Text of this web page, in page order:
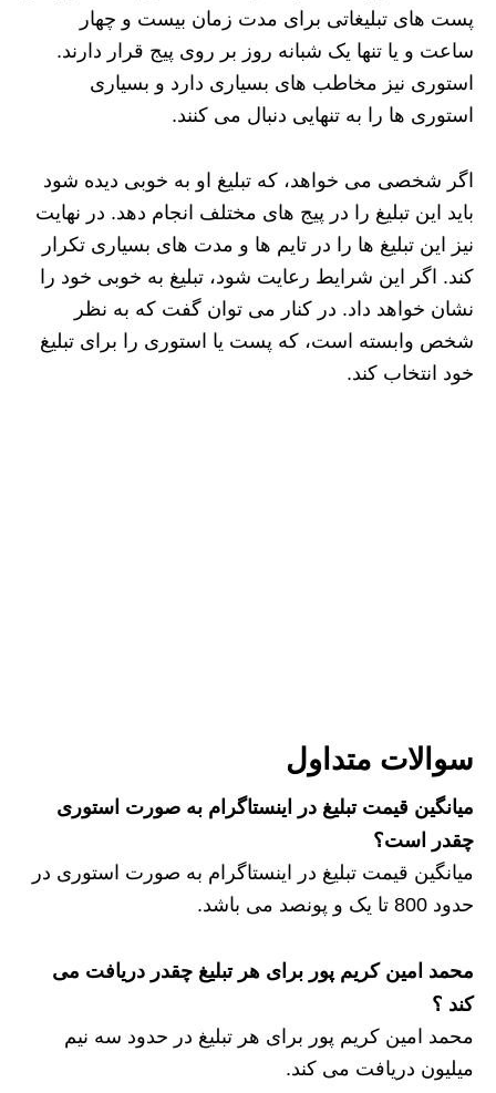
پست های تبلیغاتی برای مدت زمان بیست و چهار
ساعت و یا تنها یک شبانه روز بر روی پیج قرار دارند.
استوری نیز مخاطب های بسیاری دارد و بسیاری
استوری ها را به تنهایی دنبال می کنند.
اگر شخصی می خواهد، که تبلیغ او به خوبی دیده شود
باید این تبلیغ را در پیج های مختلف انجام دهد. در نهایت
نیز این تبلیغ ها را در تایم ها و مدت های بسیاری تکرار
کند. اگر این شرایط رعایت شود، تبلیغ به خوبی خود را
نشان خواهد داد. در کنار می توان گفت که به نظر
شخص وابسته است، که پست یا استوری را برای تبلیغ
خود انتخاب کند.
سوالات متداول
میانگین قیمت تبلیغ در اینستاگرام به صورت استوری
چقدر است؟
میانگین قیمت تبلیغ در اینستاگرام به صورت استوری در
حدود 800 تا یک و پونصد می باشد.
محمد امین کریم پور برای هر تبلیغ چقدر دریافت می
کند ؟
محمد امین کریم پور برای هر تبلیغ در حدود سه نیم
میلیون دریافت می کند.